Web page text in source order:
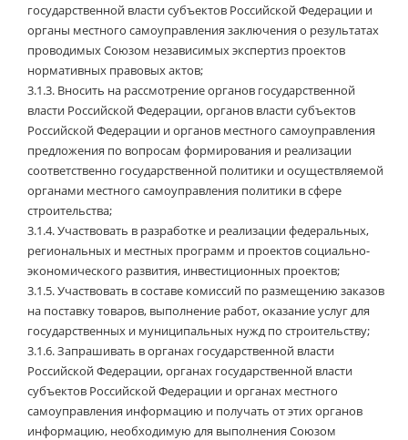
государственной власти субъектов Российской Федерации и
органы местного самоуправления заключения о результатах
проводимых Союзом независимых экспертиз проектов
нормативных правовых актов;
3.1.3. Вносить на рассмотрение органов государственной
власти Российской Федерации, органов власти субъектов
Российской Федерации и органов местного самоуправления
предложения по вопросам формирования и реализации
соответственно государственной политики и осуществляемой
органами местного самоуправления политики в сфере
строительства;
3.1.4.Участвовать в разработке и реализации федеральных,
региональных и местных программ и проектов социально-
экономического развития, инвестиционных проектов;
3.1.5.Участвовать в составе комиссий по размещению заказов
на поставку товаров, выполнение работ, оказание услуг для
государственных и муниципальных нужд по строительству;
3.1.6.Запрашивать в органах государственной власти
Российской Федерации, органах государственной власти
субъектов Российской Федерации и органах местного
самоуправления информацию и получать от этих органов
информацию, необходимую для выполнения Союзом